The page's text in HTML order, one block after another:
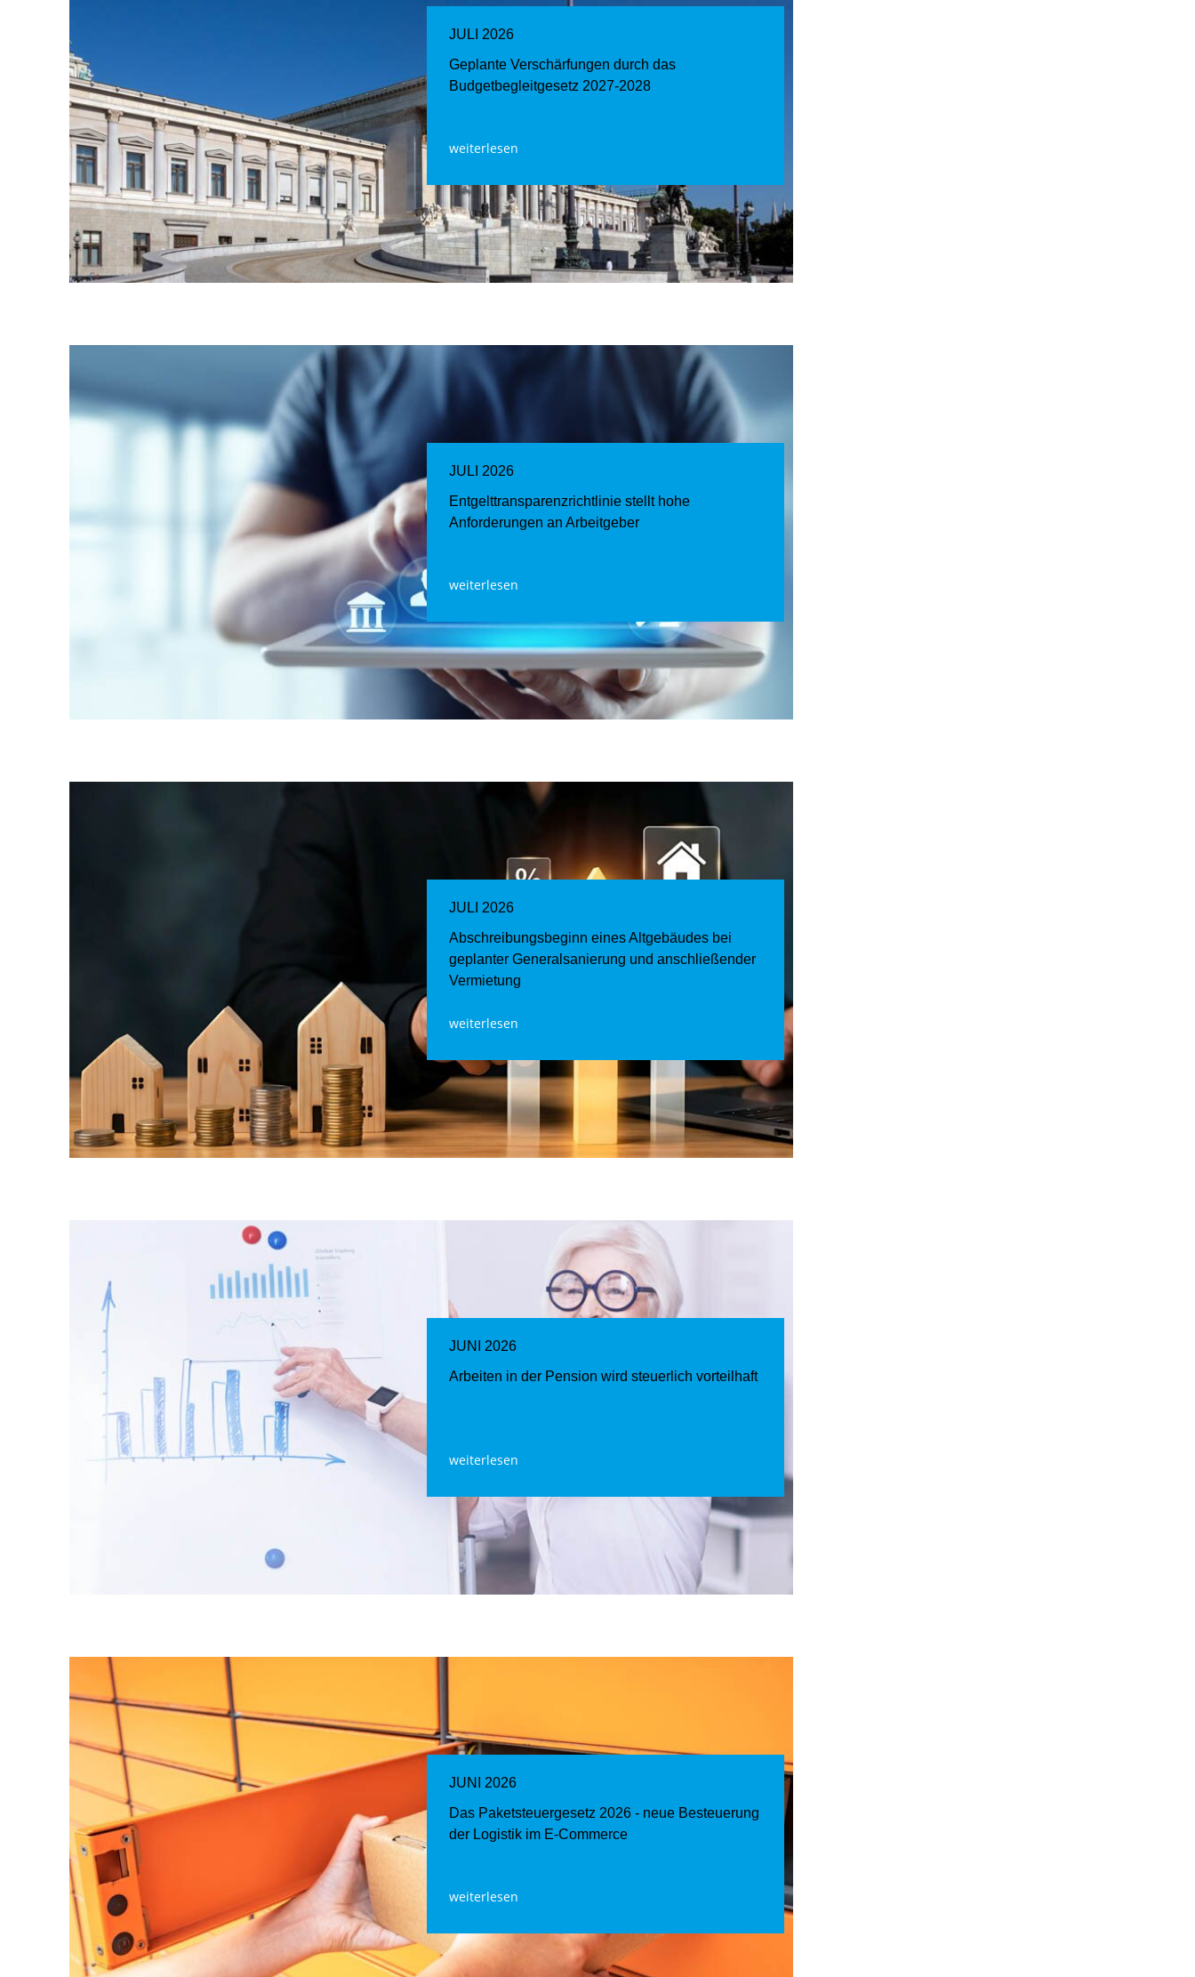
JULI 2026
Geplante Verschärfungen durch das
Budgetbegleitgesetz 2027-2028
weiterlesen
JULI 2026
Entgelttransparenz​­richtlinie stellt hohe
Anforderungen an Arbeitgeber
weiterlesen
JULI 2026
Abschreibungsbeginn eines Altgebäudes bei
geplanter Generalsanierung und anschließender
Vermietung
weiterlesen
JUNI 2026
Arbeiten in der Pension wird steuerlich vorteilhaft
weiterlesen
JUNI 2026
Das Paketsteuergesetz 2026 - neue Besteuerung
der Logistik im E-Commerce
weiterlesen